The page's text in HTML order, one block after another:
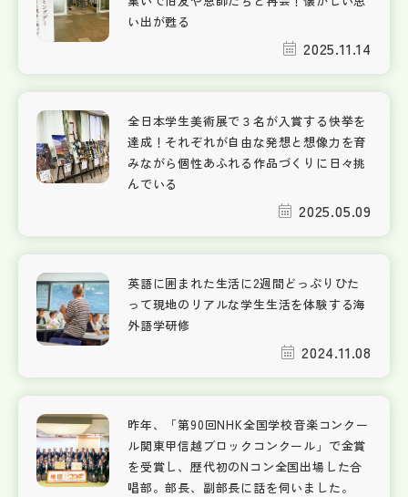
い出が甦る
2025.11.14
全日本学生美術展で３名が入賞する快挙を
達成！それぞれが自由な発想と想像力を育
みながら個性あふれる作品づくりに日々挑
んでいる
2025.05.09
英語に囲まれた生活に2週間どっぷりひた
って現地のリアルな学生生活を体験する海
外語学研修
2024.11.08
昨年、「第90回NHK全国学校音楽コンクー
ル関東甲信越ブロックコンクール」で金賞
を受賞し、歴代初のNコン全国出場した合
唱部。部長、副部長に話を伺いました。